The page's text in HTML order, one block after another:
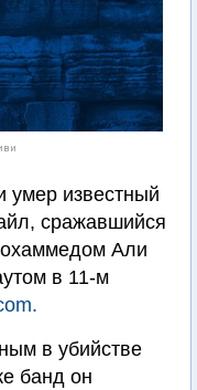
умер известный
сражавшийся
Али
в 11-м
в убийстве
банд он